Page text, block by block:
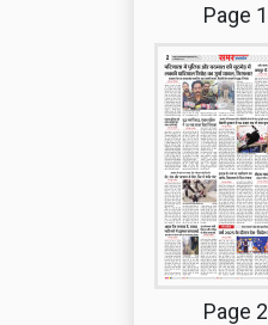
Page 1
Page 2